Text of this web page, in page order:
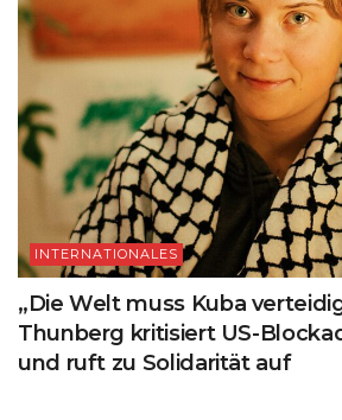
INTERNATIONALES
„Die Welt muss Kuba
Thunberg kritisiert US-
und ruft zu Solidarität auf